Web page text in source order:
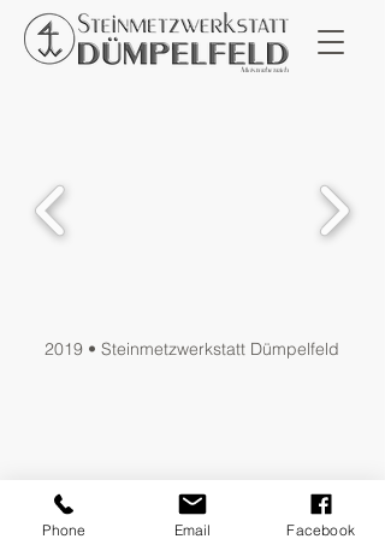
2019 • Steinmetzwerkstatt Dümpelfeld
Phone Email Facebook